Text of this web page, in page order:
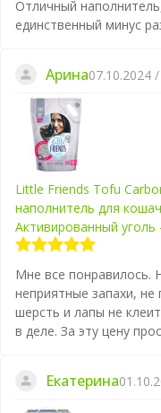
Отличный
единственный минус
Арина07.10.2024
Little Friends Tofu
наполнитель для
Активированный уголь
Мне все понравилось.
неприятные запахи,
шерсть и лапы не
в деле. За эту цену
Екатерина